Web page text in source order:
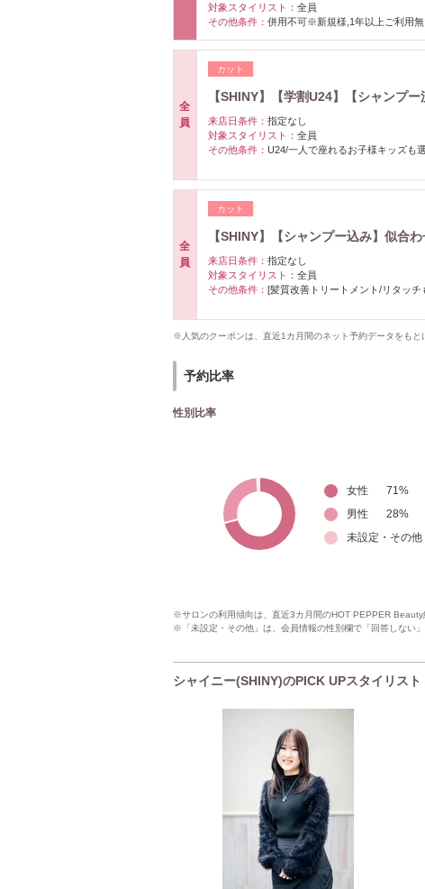
対象スタイリスト： 全員
その他条件： 併用不可※新規様,1年以上ご利用
全
員
カット
【SHINY】【学割U24】【シャン
来店日条件： 指定なし
対象スタイリスト： 全員
その他条件： U24/一人で座れるお子様キッズも
全
員
カット
【SHINY】【シャンプー込み】似合
来店日条件： 指定なし
対象スタイリスト： 全員
その他条件： [髪質改善トリートメント/リタッチ
※人気のクーポンは、直近1カ月間のネット予約データをもと
予約比率
性別比率
女性 71%
男性
28%
未設定・その他
※サロンの利用傾向は、直近3カ月間のHOT PEPPER Beauty
※「未設定・その他」は、会員情報の性別欄で「回答しない
シャイニー(SHINY)のPICK UPスタイリスト